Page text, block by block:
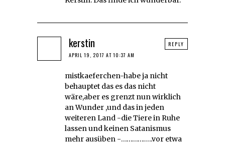
kerstin
APRIL 19, 2017 AT 10:37 AM
mistkaeferchen-habe ja nicht
behauptet das es das nicht
wäre,aber es grenzt nun wirklich
an Wunder ,und das in jeden
weiteren Land -die Tiere in Ruhe
lassen und keinen Satanismus
mehr ausüben -……………..vor etwa
REPLY